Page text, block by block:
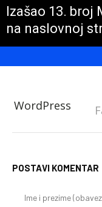
Izašao 13. broj
na naslovnoj
WordPress
POSTAVI KOMENTAR